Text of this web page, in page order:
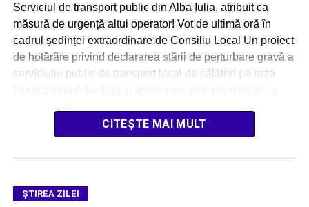
Serviciul de transport public din Alba Iulia, atribuit ca
măsură de urgență altui operator! Vot de ultimă oră în
cadrul ședinței extraordinare de Consiliu Local Un proiect
de hotărâre privind declararea stării de perturbare gravă a
serviciului public de transport local de călători pe raza
CITEȘTE MAI MULT
ŞTIREA ZILEI